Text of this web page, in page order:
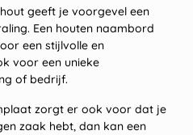
geeft je voorgevel een
Een houten naambord
een stijlvolle en
voor een unieke
of bedrijf.
zorgt er ook voor dat je
zaak hebt, dan kan een